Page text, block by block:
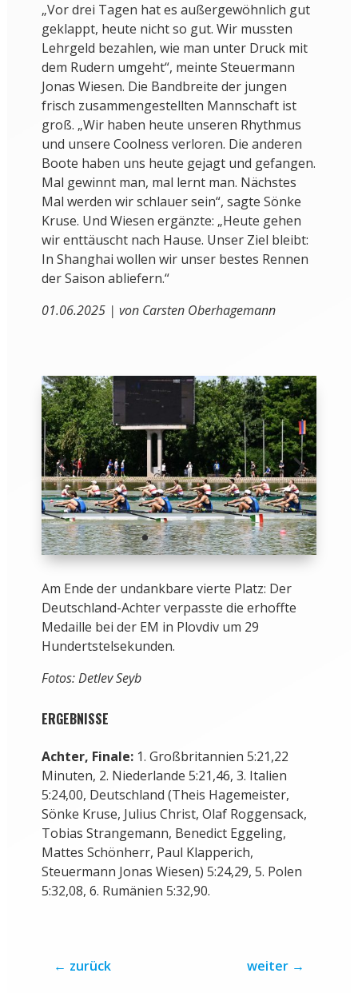
„Vor drei Tagen hat es außergewöhnlich gut
geklappt, heute nicht so gut. Wir mussten
Lehrgeld bezahlen, wie man unter Druck mit
dem Rudern umgeht“, meinte Steuermann
Jonas Wiesen. Die Bandbreite der jungen
frisch zusammengestellten Mannschaft ist
groß. „Wir haben heute unseren Rhythmus
und unsere Coolness verloren. Die anderen
Boote haben uns heute gejagt und gefangen.
Mal gewinnt man, mal lernt man. Nächstes
Mal werden wir schlauer sein“, sagte Sönke
Kruse. Und Wiesen ergänzte: „Heute gehen
wir enttäuscht nach Hause. Unser Ziel bleibt:
In Shanghai wollen wir unser bestes Rennen
der Saison abliefern.“
01.06.2025 | von Carsten Oberhagemann
Am Ende der undankbare vierte Platz: Der
Deutschland-Achter verpasste die erhoffte
Medaille bei der EM in Plovdiv um 29
Hundertstelsekunden.
Fotos: Detlev Seyb
ERGEBNISSE
Achter, Finale:1. Großbritannien 5:21,22
Minuten, 2. Niederlande 5:21,46, 3. Italien
5:24,00, Deutschland (Theis Hagemeister,
Sönke Kruse, Julius Christ, Olaf Roggensack,
Tobias Strangemann, Benedict Eggeling,
Mattes Schönherr, Paul Klapperich,
Steuermann Jonas Wiesen) 5:24,29, 5. Polen
5:32,08, 6. Rumänien 5:32,90.
← zurück weiter →